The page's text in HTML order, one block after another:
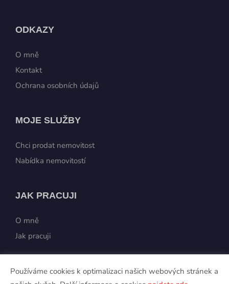
ODKAZY
O mně
Kontakt
Ochrana osobních údajů
MOJE SLUŽBY
Chci prodat nemovitost
Nabídka nemovitostí
JAK PRACUJI
O mně
Jak pracuji
Používáme cookies k optimalizaci našich webových stránek a